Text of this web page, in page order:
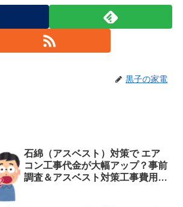
黒子の家電
石綿（アスベスト）対策で エア
コン工事代金が大幅アップ？事前
調査＆アスベスト対策工事費用